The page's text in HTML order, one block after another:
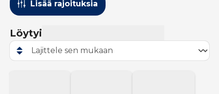
Lisää rajoituksia
Löytyi